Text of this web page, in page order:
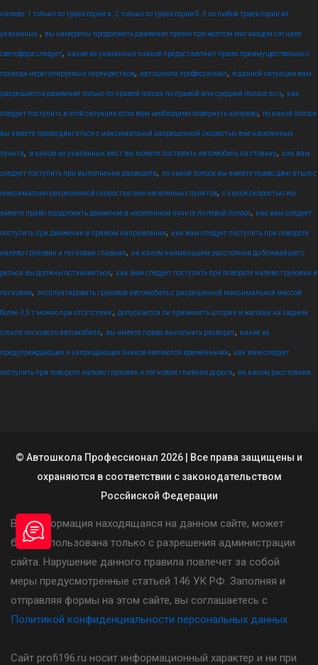
налево: 1 только по траектории а. 2 только по траектории б. 3 по любой траектории из
указанных. , вы намерены продолжить движение прямо при желтом мигающем сигнале
светофора следует, какие из указанных знаков предоставляют право преимущественного
проезда нерегулируемых перекрестков, автошкола профессионал, в данной ситуации вам
разрешается движение только по правой полосе по правой или средней полосе по л, как
следует поступить в этой ситуации если вам необходимо повернуть направо, по какой полосе
вы имеете право двигаться с максимальной разрешенной скоростью вне населенных
пункта, в каком из указанных мест вы можете поставить автомобиль на стоянку, как вам
следует поступить при выполнении разворота, по какой полосе вы имеете право двигаться с
максимально разрешенной скоростью вне населенных пунктов, с какой скоростью вы
имеете право продолжить движение в населенном пункте по левой полосе, как вам следует
поступить при движении в прямом направлении, как вам следует поступить при повороте
налево грузовик и легковая главная, на каком наименьшем расстоянии до ближайшего
рельса вы должны остановиться, как вам следует поступить при повороте налево грузовик и
легковая, эксплуатировать грузовой автомобиль с разрешенной максимальной массой
более 3,5 т можно при отсутствии:, допускается ли применять шторки и жалюзи на заднем
стекле легкового автомобиля, вы имеете право выполнить разворот, какие из
предупреждающих и запрещающих знаков являются временными, как вам следует
поступить при повороте налево грузовик и легковая главная дорога, на каком расстоянии
© Автошкола Профессионал 2026 | Все права защищены и
охраняются в соответствии с законодательством
Россйиской Федерации
Вся информация находящаяся на данном сайте, может
быть использована только с разрешения администрации
сайта. Нарушение данного правила повлечет за собой
меры предусмотренные статьей 146 УК РФ. Заполняя и
отправляя формы на этом сайте, вы соглашаетесь с
Политикой конфиденциальности персональных данных
Сайт profi196.ru носит информационный характер и ни при